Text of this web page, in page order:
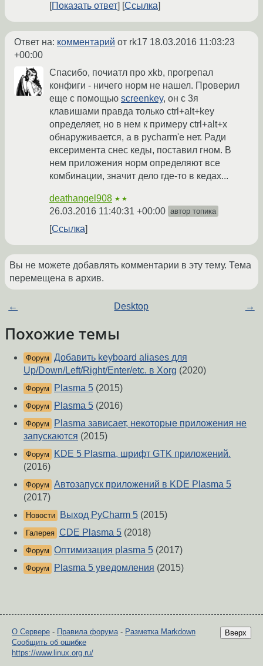
Показать ответ
Ссылка
Ответ на: комментарий от rk17 18.03.2016 11:03:23
+00:00
Спасибо, почиатл про xkb, прогрепал
конфиги - ничего норм не нашел. Проверил
еще с помощью screenkey, он с 3я
клавишами правда только ctrl+alt+key
определяет, но в нем к примеру ctrl+alt+x
обнаруживается, а в pycharm'e нет. Ради
ексеримента снес кеды, поставил гном. В
нем приложения норм определяют все
комбинации, значит дело где-то в кедах...
deathangel908 ★★
26.03.2016 11:40:31 +00:00 автор топика
Ссылка
Вы не можете добавлять комментарии в эту тему. Тема
перемещена в архив.
← Desktop →
Похожие темы
Форум Добавить keyboard aliases для
Up/Down/Left/Right/Enter/etc. в Xorg (2020)
Форум Plasma 5 (2015)
Форум Plasma 5 (2016)
Форум
Plasma зависает, некоторые приложения не
запускаются (2015)
Форум
KDE 5 Plasma, шрифт GTK приложений.
(2016)
Форум Автозапуск приложений в KDE Plasma 5
(2017)
Новости Выход PyCharm 5 (2015)
Галерея CDE Plasma 5 (2018)
Форум Оптимизация plasma 5 (2017)
Форум Plasma 5 уведомления (2015)
Вверх
О Сервере - Правила форума- Разметка Markdown
Сообщить об ошибке
https://www.linux.org.ru/